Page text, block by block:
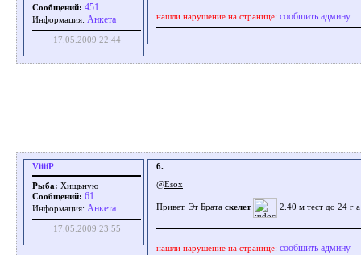
Сообщений: 451
Информация: Aнкета
17.05.2009 22:44
нашли нарушение на странице: сообщить админу
ViiiiP
Рыба: Xищьную
Сообщений: 61
Информация: Aнкета
17.05.2009 23:55
6.
@Esox
Привет. Эт Брата скелет 2.40 м тест до 24 г
нашли нарушение на странице: сообщить админу